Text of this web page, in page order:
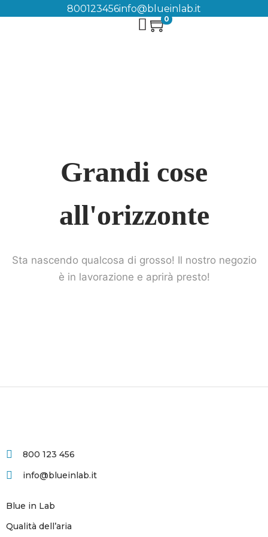
800123456info@blueinlab.it
0
Grandi cose
all'orizzonte
Sta nascendo qualcosa di grosso! Il nostro negozio
è in lavorazione e aprirà presto!
800 123 456
info@blueinlab.it
Blue in Lab
Qualità dell’aria